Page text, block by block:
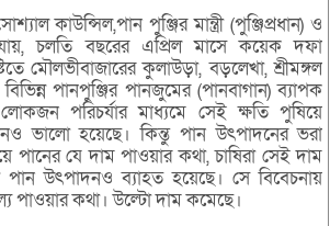
কাউন্সিল,পান পুঞ্জির মান্ত্রী (পুঞ্জিপ্রধান) ও
যায়, চলতি বছরের এপ্রিল মাসে কয়েক দফা
মৌলভীবাজারের কুলাউড়া, বড়লেখা, শ্রীমঙ্গল
পানপুঞ্জির পানজুমের (পানবাগান) ব্যাপক
পরিচর্যার মাধ্যমে সেই ক্ষতি পুষিয়ে
ভালো হয়েছে। কিন্তু পান উৎপাদনের ভরা
যে দাম পাওয়ার কথা, চাষিরা সেই দাম
উৎপাদনও ব্যাহত হয়েছে। সে বিবেচনায়
পাওয়ার কথা। উল্টো দাম কমেছে।